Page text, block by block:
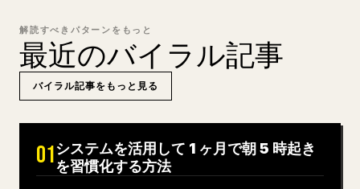
解読すべきパターンをもっと
最近のバイラル記事
バイラル記事をもっと見る
01システムを活用して 1 ヶ月で朝 5 時起き
を習慣化する方法